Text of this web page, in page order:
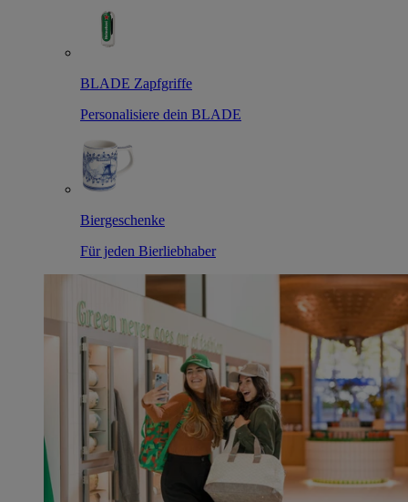
BLADE Zapfgriffe
Personalisiere dein BLADE
Biergeschenke
Für jeden Bierliebhaber